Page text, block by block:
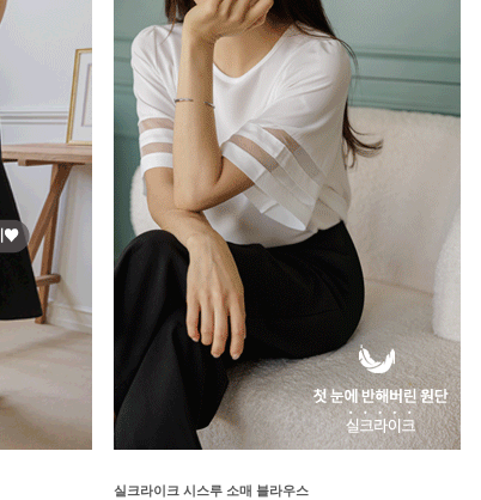
실크라이크 시스루 소매 블라우스